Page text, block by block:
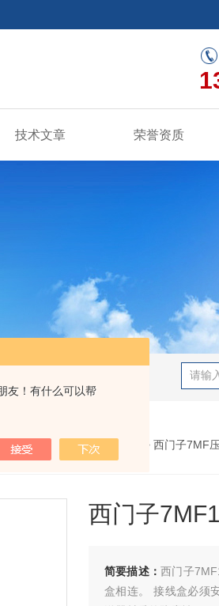
友！有什么可以帮
技术文章 荣誉资质
位置： 网站首页>产品展示 > 西门子7MF
西门子
简要描述： 西门子
盒相连。 接线盒必须